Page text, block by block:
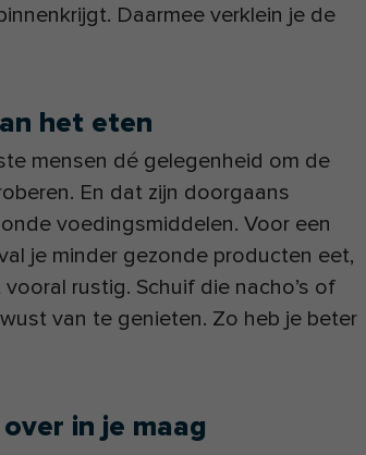
Daarmee verklein je de
het eten
mensen dé gelegenheid om de
En dat zijn doorgaans
voedingsmiddelen. Voor een
je minder gezonde producten eet,
rustig. Schuif die nacho’s of
van te genieten. Zo heb je beter
in je maag